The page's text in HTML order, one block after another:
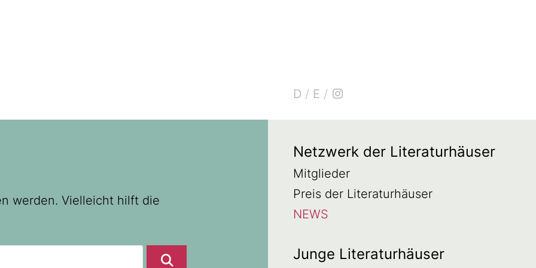
werden. Vielleicht hilft die
D / E /
Netzwerk der Literaturhäuser
Mitglieder
Preis der Literaturhäuser
NEWS
Junge Literaturhäuser